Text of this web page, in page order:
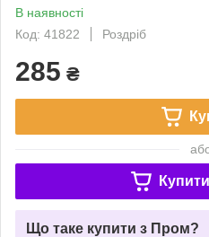
В наявності
Код: 41822
Роздріб
285 ₴
Що таке купити з Пром?